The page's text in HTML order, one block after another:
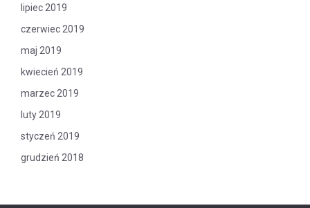
lipiec 2019
czerwiec 2019
maj 2019
kwiecień 2019
marzec 2019
luty 2019
styczeń 2019
grudzień 2018